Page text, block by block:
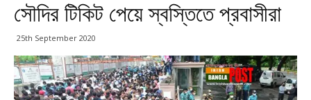
সৌদির টিকিট পেয়ে স্বস্তিতে প্রবাসীরা
25th September 2020